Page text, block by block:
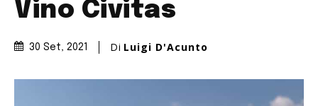
Vino Civitas
30 Set, 2021 Di Luigi D'Acunto